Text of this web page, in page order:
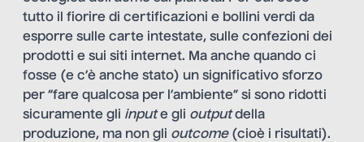
tutto il fiorire di certificazioni e bollini verdi da
esporre sulle carte intestate, sulle confezioni dei
prodotti e sui siti internet. Ma anche quando ci
fosse (e c’è anche stato) un significativo sforzo
per “fare qualcosa per l’ambiente” si sono ridotti
sicuramente gli inpute gli outputdella
produzione, ma non gli outcome(cioè i risultati).